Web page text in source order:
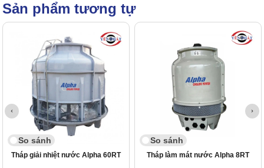
Sản phẩm tương tự
So sánh
Tháp giải nhiệt nước Alpha 60RT
So sánh
Tháp làm mát nước Alpha 8RT